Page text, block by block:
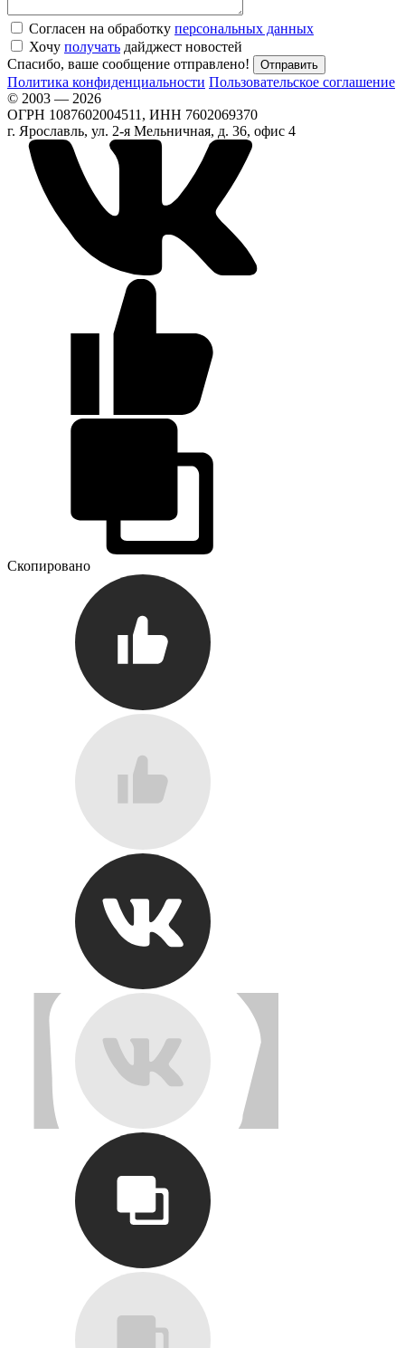
Согласен на обработку персональных данных
Хочу получать дайджест новостей
Спасибо, ваше сообщение отправлено!
Политика конфиденциальности Пользовательское соглашение
© 2003 — 2026
ОГРН 1087602004511, ИНН 7602069370
г. Ярославль, ул. 2-я Мельничная, д. 36, офис 4
Скопировано